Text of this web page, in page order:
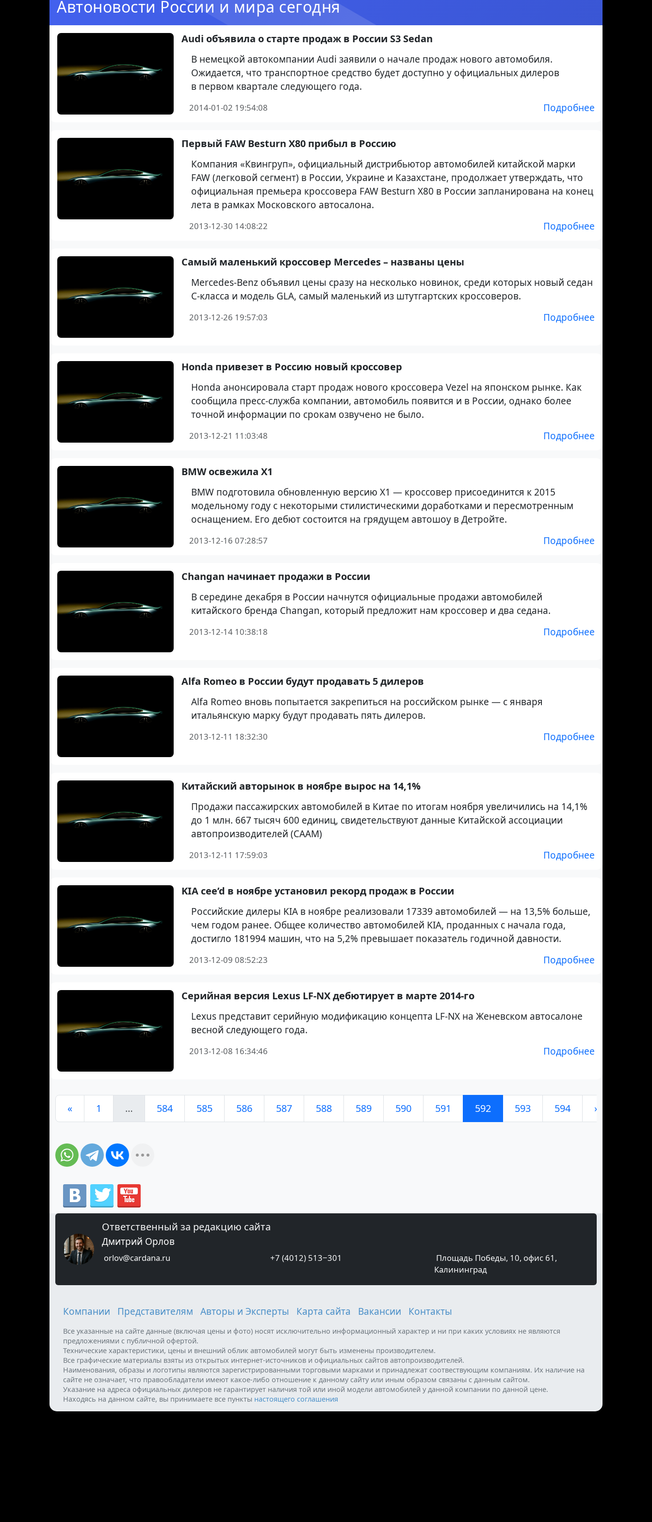
Автоновости России и мира сегодня
Audi объявила о старте продаж в России S3 Sedan
В немецкой автокомпании Audi заявили о начале продаж нового автомобиля.
Ожидается, что транспортное средство будет доступно у официальных дилеров
в первом квартале следующего года.
2014-01-02 19:54:08 Подробнее
Первый FAW Besturn X80 прибыл в Россию
Компания «Квингруп», официальный дистрибьютор автомобилей китайской марки
FAW (легковой сегмент) в России, Украине и Казахстане, продолжает утверждать, что
официальная премьера кроссовера FAW Besturn X80 в России запланирована на конец
лета в рамках Московского автосалона.
2013-12-30 14:08:22 Подробнее
Самый маленький кроссовер Mercedes – названы цены
Mercedes-Benz объявил цены сразу на несколько новинок, среди которых новый седан
С-класса и модель GLA, самый маленький из штутгартских кроссоверов.
2013-12-26 19:57:03 Подробнее
Honda привезет в Россию новый кроссовер
Honda анонсировала старт продаж нового кроссовера Vezel на японском рынке. Как
сообщила пресс-служба компании, автомобиль появится и в России, однако более
точной информации по срокам озвучено не было.
2013-12-21 11:03:48 Подробнее
BMW освежила X1
BMW подготовила обновленную версию X1 — кроссовер присоединится к 2015
модельному году с некоторыми стилистическими доработками и пересмотренным
оснащением. Его дебют состоится на грядущем автошоу в Детройте.
2013-12-16 07:28:57 Подробнее
Changan начинает продажи в России
В середине декабря в России начнутся официальные продажи автомобилей
китайского бренда Changan, который предложит нам кроссовер и два седана.
2013-12-14 10:38:18 Подробнее
Alfa Romeo в России будут продавать 5 дилеров
Alfa Romeo вновь попытается закрепиться на российском рынке — с января
итальянскую марку будут продавать пять дилеров.
2013-12-11 18:32:30 Подробнее
Китайский авторынок в ноябре вырос на 14,1%
Продажи пассажирских автомобилей в Китае по итогам ноября увеличились на 14,1%
до 1 млн. 667 тысяч 600 единиц, свидетельствуют данные Китайской ассоциации
автопроизводителей (СААМ)
2013-12-11 17:59:03 Подробнее
KIA cee’d в ноябре установил рекорд продаж в России
Российские дилеры KIA в ноябре реализовали 17339 автомобилей — на 13,5% больше,
чем годом ранее. Общее количество автомобилей KIA, проданных с начала года,
достигло 181994 машин, что на 5,2% превышает показатель годичной давности.
2013-12-09 08:52:23 Подробнее
Серийная версия Lexus LF-NX дебютирует в марте 2014-го
Lexus представит серийную модификацию концепта LF-NX на Женевском автосалоне
весной следующего года.
2013-12-08 16:34:46 Подробнее
« 1 … 584 585 586 587 588 589 590 591 592 593 594 »
Ответственный за редакцию сайта
Дмитрий Орлов
orlov@cardana.ru +7 (4012) 513‒301
Площадь Победы, 10, офис 61,
Калининград
Компании Представителям Авторы и Эксперты Карта сайта Вакансии Контакты
Все указанные на сайте данные (включая цены и фото) носят исключительно информационный характер и ни при каких условиях не являются
предложениями с публичной офертой.
Технические характеристики, цены и внешний облик автомобилей могут быть изменены производителем.
Все графические материалы взяты из открытых интернет-источников и официальных сайтов автопроизводителей.
Наименования, образы и логотипы являются зарегистрированными торговыми марками и принадлежат соотвествующим компаниям. Их наличие на
сайте не означает, что правообладатели имеют какое-либо отношение к данному сайту или иным образом связаны с данным сайтом.
Указание на адреса официальных дилеров не гарантирует наличия той или иной модели автомобилей у данной компании по данной цене.
Находясь на данном сайте, вы принимаете все пункты настоящего соглашения